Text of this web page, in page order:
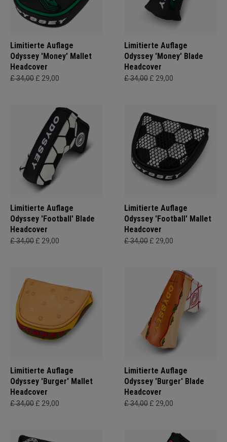
Limitierte Auflage
Odyssey 'Money' Mallet
Headcover
£ 34,00 £ 29,00
Limitierte Auflage
Odyssey 'Money' Blade
Headcover
£ 34,00 £ 29,00
Limitierte Auflage
Odyssey 'Football' Blade
Headcover
£ 34,00 £ 29,00
Limitierte Auflage
Odyssey 'Football' Mallet
Headcover
£ 34,00 £ 29,00
Limitierte Auflage
Odyssey 'Burger' Mallet
Headcover
£ 34,00 £ 29,00
Limitierte Auflage
Odyssey 'Burger' Blade
Headcover
£ 34,00 £ 29,00